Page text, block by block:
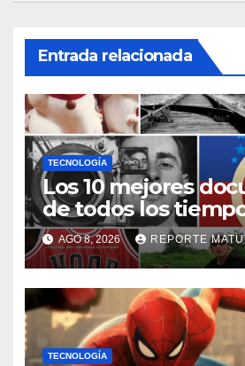
Entrada relacionada
TECNOLOGÍA
Los 10 mejores
de todos los
AGO 8, 2026 REPORTE
TECNOLOGÍA